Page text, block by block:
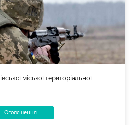
міської територіальної
Оголошення